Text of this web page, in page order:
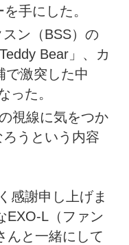
手にした。
ン（BSS）の
Bear」、カ
で激突した中
った。
視線に気をつか
うという内容
感謝申し上げま
EXO-L（ファン
んと一緒にして